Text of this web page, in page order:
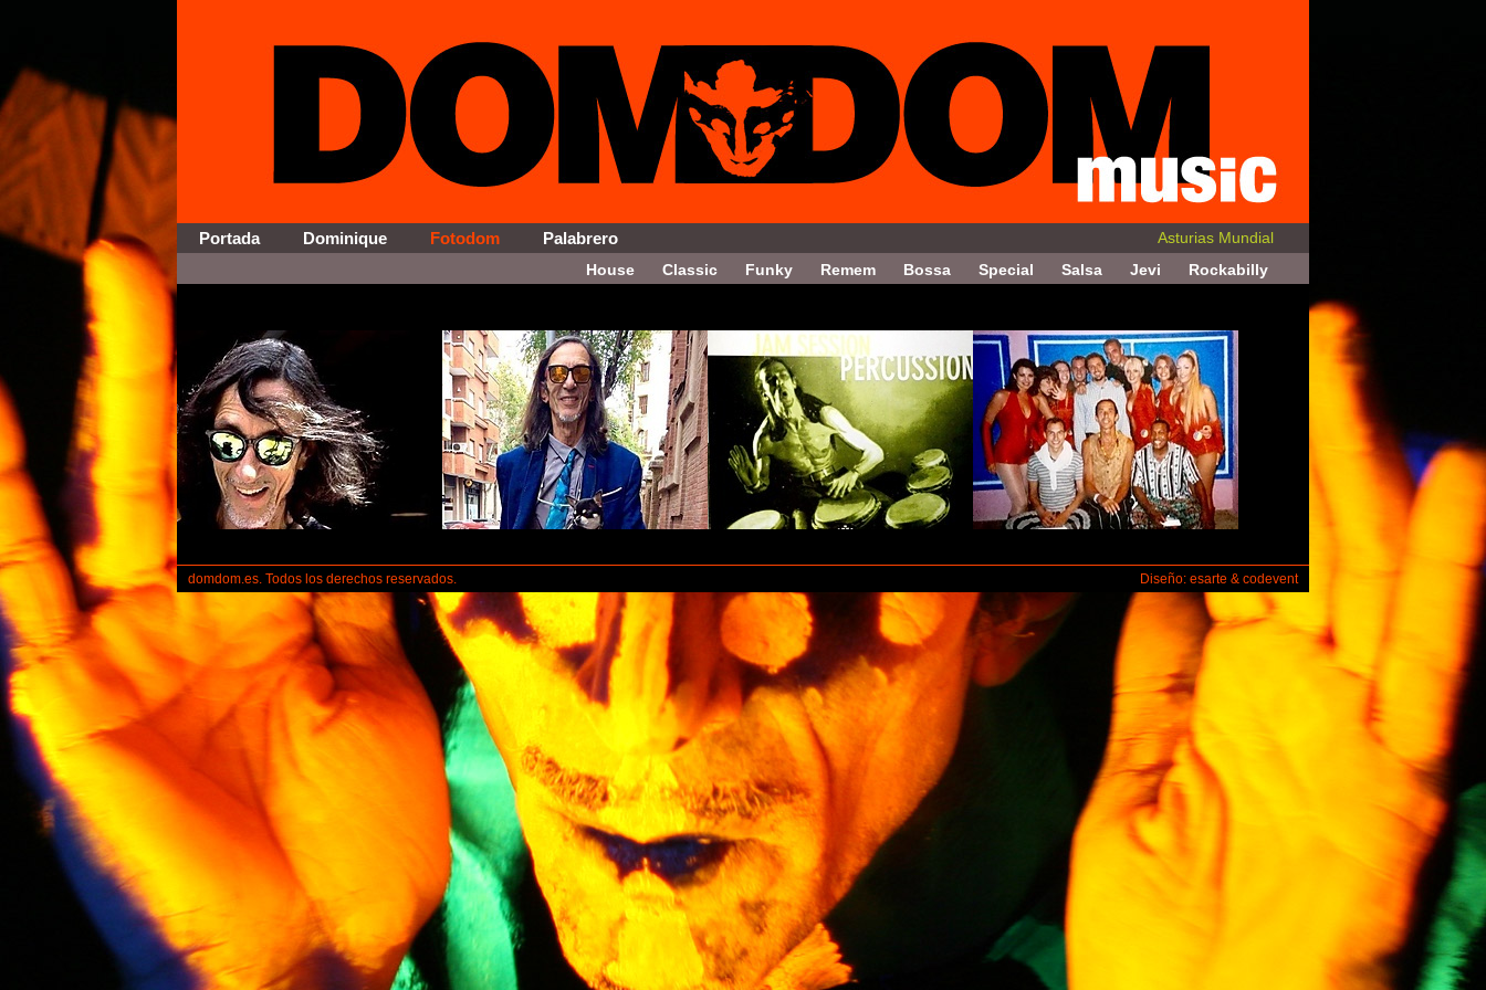
Portada Dominique Fotodom Palabrero
Asturias Mundial
House
Classic Funky Remem Bossa Special Salsa Jevi Rockabilly
domdom.es. Todos los derechos reservados. Diseño: esarte & codevent